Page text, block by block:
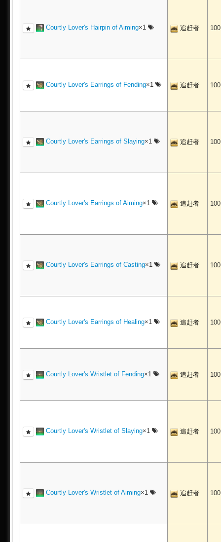
Courtly Lover's Hairpin of Aiming×1 追赶者
Courtly Lover's Earrings of Fending×1 追赶者
Courtly Lover's Earrings of Slaying×1 追赶者
Courtly Lover's Earrings of Aiming×1 追赶者
Courtly Lover's Earrings of Casting×1 追赶者
Courtly Lover's Earrings of Healing×1 追赶者
Courtly Lover's Wristlet of Fending×1 追赶者
Courtly Lover's Wristlet of Slaying×1 追赶者
Courtly Lover's Wristlet of Aiming×1 追赶者